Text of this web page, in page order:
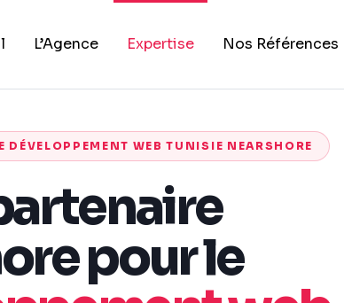
L’Agence Expertise Nos Références
WEB TUNISIE NEARSHORE
pour le